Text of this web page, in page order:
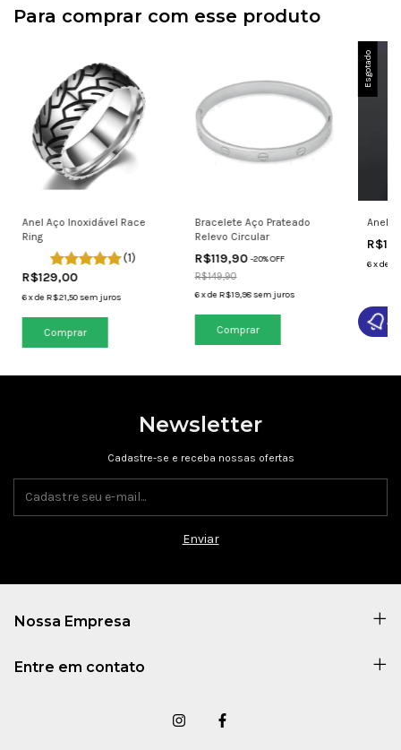
Para comprar com esse produto
Anel Aço Inoxidável Race
Ring
(1)
R$129,00
6xdeR$21,50sem juros
Comprar
Bracelete Aço Prateado
Relevo Circular
R$119,90-20% OFF
R$149,90
6xdeR$19,98 sem juros
Esgotado
Anel
6xde
Newsletter
Cadastre-se e receba nossas ofertas
Nossa Empresa
Entre em contato